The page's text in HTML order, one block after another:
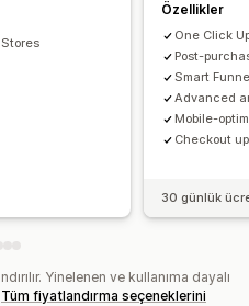
Özellikler
One Click
Post-
Smart
Advanced
Mobile-
Checkout
30 günlük
Yinelenen ve kullanıma dayalı
Tüm fiyatlandırma seçeneklerini